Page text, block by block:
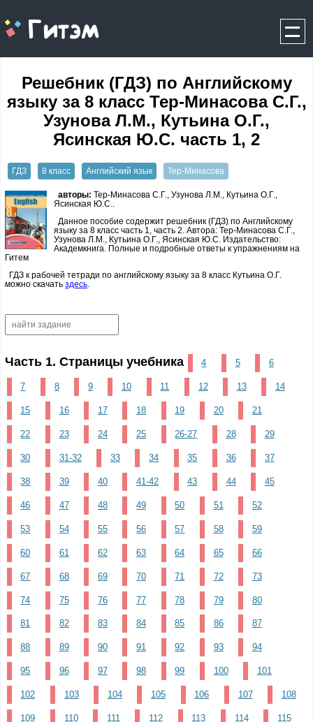
gitem.me
Решебник (ГДЗ) по Английскому
языку за 8 класс Тер-Минасова С.Г.,
Узунова Л.М., Кутьина О.Г.,
Ясинская Ю.С. часть 1, 2
ГДЗ 8 класс Английский язык Тер-Минасова
авторы: Тер-Минасова С.Г., Узунова Л.М., Кутьина О.Г.,
Ясинская Ю.С..
Данное пособие содержит решебник (ГДЗ) по Английскому
языку за 8 класс часть 1, часть 2. Автора: Тер-Минасова С.Г.,
Узунова Л.М., Кутьина О.Г., Ясинская Ю.С. Издательство:
Академкнига. Полные и подробные ответы к упражнениям на
Гитем
ГДЗ к рабочей тетради по английскому языку за 8 класс Кутьина О.Г.
можно скачать здесь
Часть 1. Страницы учебника 4 5 6
7 8 9 10 11 12 13 14
15 16 17 18 19 20 21
22 23 24 25 26-27 28 29
30 31-32 33 34 35 36 37
38 39 40 41-42 43 44 45
46 47 48 49 50 51 52
53 54 55 56 57 58 59
60 61 62 63 64 65 66
67 68 69 70 71 72 73
74 75 76 77 78 79 80
81 82 83 84 85 86 87
88 89 90 91 92 93 94
95 96 97 98 99 100 101
102 103 104 105 106 107 108
109 110 111 112 113 114 115